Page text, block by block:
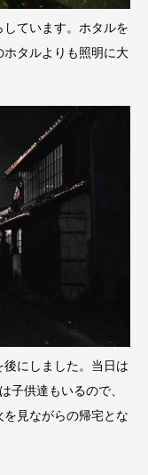
ています。ホタルを
タルよりも照明に大
にしました。当日は
子供達もいるので、
見ながらの帰宅とな